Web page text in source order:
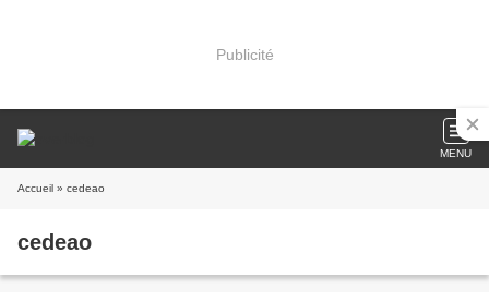
Publicité
MENU
Accueil » cedeao
cedeao